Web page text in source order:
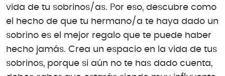
vida de tu sobrinos/as. Por eso, descubre como
el hecho de que tu hermano/a te haya dado un
sobrino es el mejor regalo que te puede haber
hecho jamás. Crea un espacio en la vida de tus
sobrinos, porque si aún no te has dado cuenta,